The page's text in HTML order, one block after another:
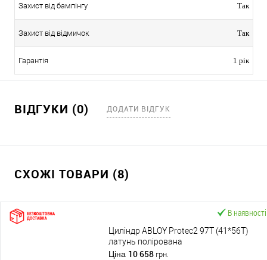
Захист від бампінгу Так
Захист від відмичок Так
Гарантія 1 рік
ВІДГУКИ (0) ДОДАТИ ВІДГУК
СХОЖІ ТОВАРИ (8)
В наявності
Циліндр ABLOY Protec2 97T (41*56T)
латунь полірована
Ціна 10 658 грн.